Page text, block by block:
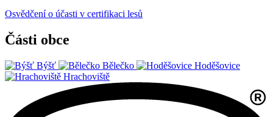
Osvědčení o účasti v certifikaci lesů
Části obce
Býšť Bělečko
Hoděšovice
Hrachoviště